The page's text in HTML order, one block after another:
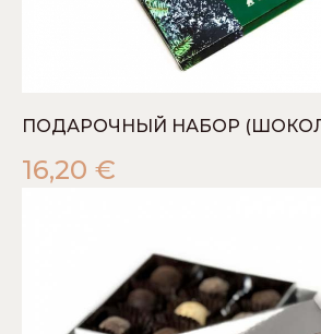
ПОДАРОЧНЫЙ НАБОР
16,20 €